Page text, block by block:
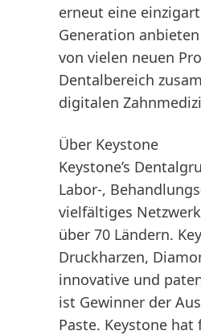
erneut eine
Generation
von vielen neuen
Dentalbereich
digitalen
Über Keystone
Keystone’s
Labor-,
vielfältiges
über 70 Ländern.
Druckharzen,
innovative und
ist Gewinner der
Paste. Keystone